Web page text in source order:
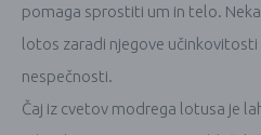
pomaga sprostiti um in telo.
lotos zaradi njegove
nespečnosti.
Čaj iz cvetov modrega lotusa je